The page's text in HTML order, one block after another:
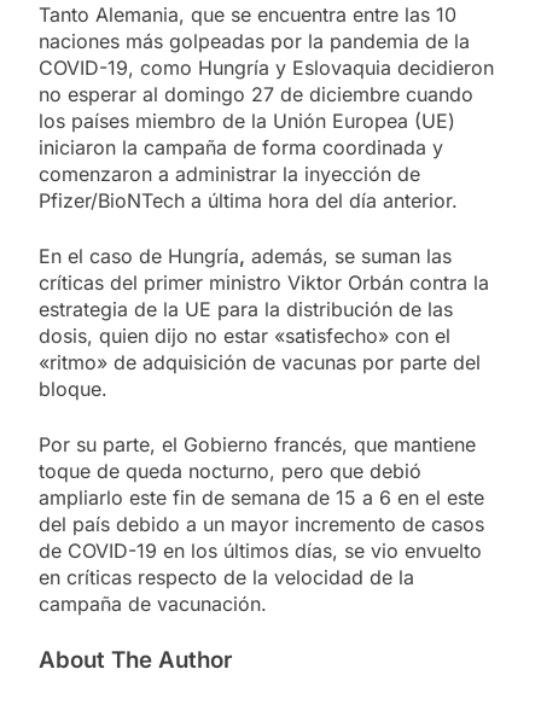
Tanto Alemania, que se encuentra entre las 10
naciones más golpeadas por la pandemia de la
COVID-19, como Hungría y Eslovaquia decidieron
no esperar al domingo 27 de diciembre cuando
los países miembro de la Unión Europea (UE)
iniciaron la campaña de forma coordinada y
comenzaron a administrar la inyección de
Pfizer/BioNTech a última hora del día anterior.
En el caso de Hungría, además, se suman las
críticas del primer ministro Viktor Orbán contra la
estrategia de la UE para la distribución de las
dosis, quien dijo no estar «satisfecho» con el
«ritmo» de adquisición de vacunas por parte del
bloque.
Por su parte, el Gobierno francés, que mantiene
toque de queda nocturno, pero que debió
ampliarlo este fin de semana de 15 a 6 en el este
del país debido a un mayor incremento de casos
de COVID-19 en los últimos días, se vio envuelto
en críticas respecto de la velocidad de la
campaña de vacunación.
About The Author